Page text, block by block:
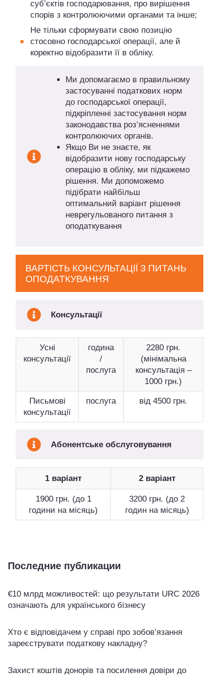
суб’єктів господарювання, про вирішення
спорів з контролюючими органами та інше;
Не тільки сформувати свою позицію
стосовно господарської операції, але й
коректно відобразити її в обліку.
Ми допомагаємо в правильному
застосуванні податкових норм
до господарської операції,
підкріпленні застосування норм
законодавства роз’ясненнями
контролюючих органів.
Якщо Ви не знаєте, як
відобразити нову господарську
операцію в обліку, ми підкажемо
рішення. Ми допоможемо
підібрати найбільш
оптимальний варіант рішення
неврегульованого питання з
оподаткування
ВАРТІСТЬ КОНСУЛЬТАЦІЇ З ПИТАНЬ
ОПОДАТКУВАННЯ
Консультації
Усні
консультації
година
/
послуга
2280 грн.
(мінімальна
консультація –
1000 грн.)
Письмові
консультації
послуга від 4500 грн.
Абонентське обслуговування
1 варіант 2 варіант
1900 грн. (до 1
години на місяць)
3200 грн. (до 2
годин на місяць)
Последние публикации
€10 млрд можливостей: що результати URC 2026
означають для українського бізнесу
Хто є відповідачем у справі про зобов’язання
зареєструвати податкову накладну?
Захист коштів донорів та посилення довіри до